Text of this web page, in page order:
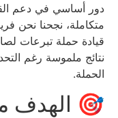
دور أساسي في دعم
متكاملة، نجحنا نحن
قيادة حملة تبرعات
نتائج ملموسة رغم
الحملة.
🎯 الهدف